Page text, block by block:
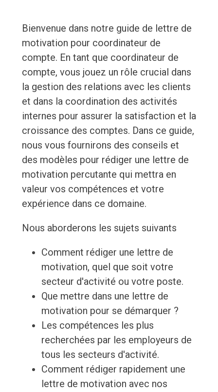
Bienvenue dans notre guide de lettre de
motivation pour coordinateur de
compte. En tant que coordinateur de
compte, vous jouez un rôle crucial dans
la gestion des relations avec les clients
et dans la coordination des activités
internes pour assurer la satisfaction et la
croissance des comptes. Dans ce guide,
nous vous fournirons des conseils et
des modèles pour rédiger une lettre de
motivation percutante qui mettra en
valeur vos compétences et votre
expérience dans ce domaine.
Nous aborderons les sujets suivants
Comment rédiger une lettre de
motivation, quel que soit votre
secteur d'activité ou votre poste.
Que mettre dans une lettre de
motivation pour se démarquer ?
Les compétences les plus
recherchées par les employeurs de
tous les secteurs d'activité.
Comment rédiger rapidement une
lettre de motivation avec nos